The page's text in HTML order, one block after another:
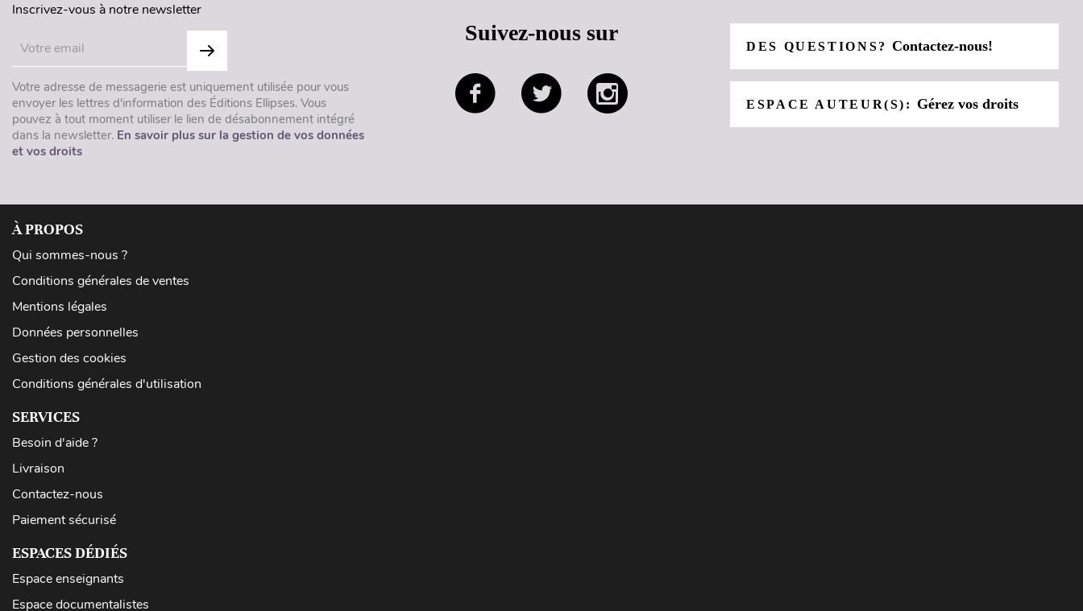
Inscrivez-vous à notre newsletter
Votre adresse de messagerie est uniquement utilisée pour vous
envoyer les lettres d'information des Éditions Ellipses. Vous
pouvez à tout moment utiliser le lien de désabonnement intégré
dans la newsletter. En savoir plus sur la gestion de vos données
et vos droits
Suivez-nous sur
DES QUESTIONS?Contactez-nous!
ESPACE AUTEUR(S): Gérez vos droits
À PROPOS
Qui sommes-nous ?
Conditions générales de ventes
Mentions légales
Données personnelles
Gestion des cookies
Conditions générales d'utilisation
SERVICES
Besoin d'aide ?
Livraison
Contactez-nous
Paiement sécurisé
ESPACES DÉDIÉS
Espace enseignants
Espace documentalistes